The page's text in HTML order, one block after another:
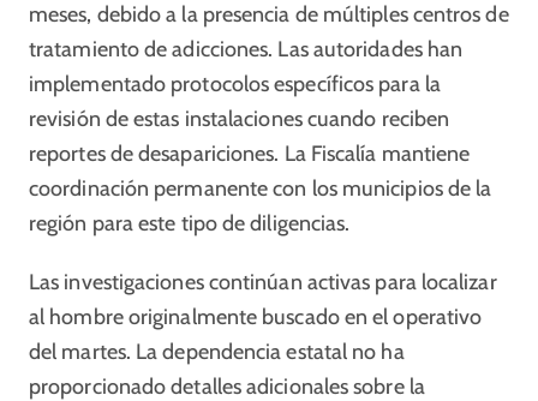
meses, debido a la presencia de múltiples centros de
tratamiento de adicciones. Las autoridades han
implementado protocolos específicos para la
revisión de estas instalaciones cuando reciben
reportes de desapariciones. La Fiscalía mantiene
coordinación permanente con los municipios de la
región para este tipo de diligencias.
Las investigaciones continúan activas para localizar
al hombre originalmente buscado en el operativo
del martes. La dependencia estatal no ha
proporcionado detalles adicionales sobre la